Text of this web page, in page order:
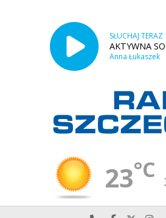
SŁUCHAJ TERAZ
AKTYWNA
Anna Łukaszek
23°C